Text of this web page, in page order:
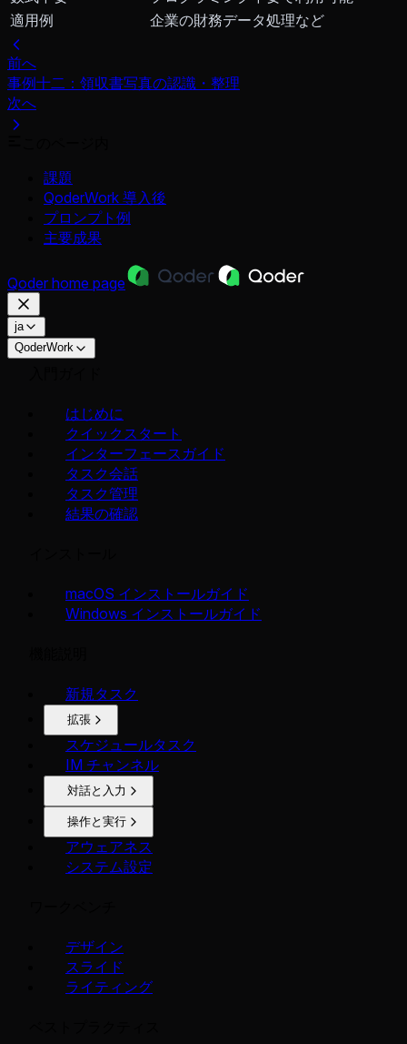
適用例
企業の財務データ処理など
前へ
事例十二：領収書写真の認識・整理
次へ
課題
QoderWork 導入後
プロンプト例
主要成果
Qoder home page
ja
QoderWork
はじめに
クイックスタート
インターフェースガイド
タスク会話
タスク管理
結果の確認
macOS インストールガイド
Windows インストールガイド
新規タスク
拡張
スケジュールタスク
IM チャンネル
対話と入力
操作と実行
アウェアネス
システム設定
デザイン
スライド
ライティング